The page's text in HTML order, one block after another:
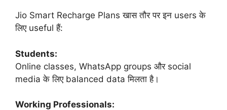
Jio Smart Recharge Plans खास तौर पर इन users के
लिए useful हैं:
Students:
Online classes, WhatsApp groups और social
media के लिए balanced data मिलता है।
Working Professionals: